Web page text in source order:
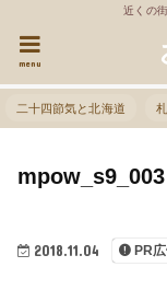
近くの
menu
二十四節気と北海道
2018.11.04 PR
mpow_s9_003